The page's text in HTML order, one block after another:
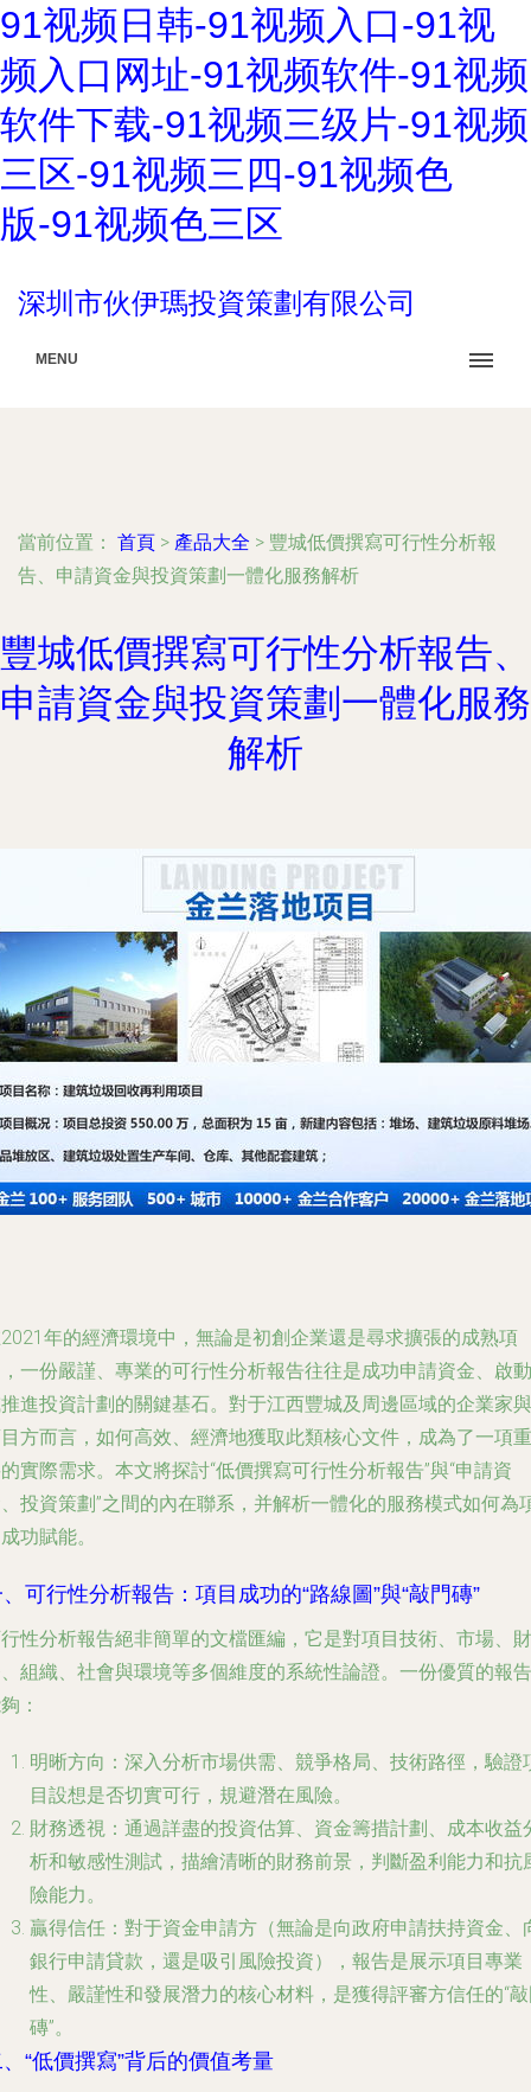
91视频日韩-91视频入口-91视
频入口网址-91视频软件-91视频
软件下载-91视频三级片-91视频
三区-91视频三四-91视频色
版-91视频色三区
深圳市伙伊瑪投資策劃有限公司
MENU
當前位置： 首頁 > 產品大全 > 豐城低價撰寫可行性分析報
告、申請資金與投資策劃一體化服務解析
豐城低價撰寫可行性分析報告、
申請資金與投資策劃一體化服務
解析
年的經濟環境中，無論是初創企業還是尋求擴張的成熟項
一份嚴謹、專業的可行性分析報告往往是成功申請資金、啟動
進投資計劃的關鍵基石。對于江西豐城及周邊區域的企業家與
方而言，如何高效、經濟地獲取此類核心文件，成為了一項重
實際需求。本文將探討“低價撰寫可行性分析報告”與“申請資
投資策劃”之間的內在聯系，并解析一體化的服務模式如何為
功賦能。
可行性分析報告：項目成功的“路線圖”與“敲門磚”
性分析報告絕非簡單的文檔匯編，它是對項目技術、市場、財
組織、社會與環境等多個維度的系統性論證。一份優質的報告
：
明晰方向 ：深入分析市場供需、競爭格局、技術路徑，驗證
目設想是否切實可行，規避潛在風險。
財務透視 ：通過詳盡的投資估算、資金籌措計劃、成本收益
析和敏感性測試，描繪清晰的財務前景，判斷盈利能力和抗
險能力。
贏得信任 ：對于資金申請方（無論是向政府申請扶持資金、
銀行申請貸款，還是吸引風險投資），報告是展示項目專業
性、嚴謹性和發展潛力的核心材料，是獲得評審方信任的“
磚”。
“低價撰寫”背后的價值考量